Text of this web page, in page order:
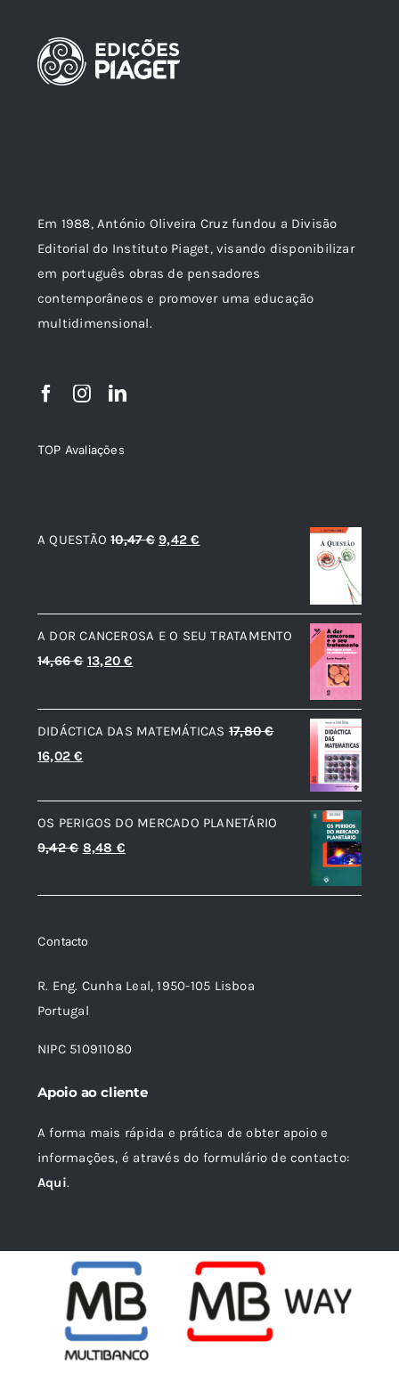
Em 1988, António Oliveira Cruz fundou a Divisão
Editorial do Instituto Piaget, visando disponibilizar
em português obras de pensadores
contemporâneos e promover uma educação
multidimensional.
TOP Avaliações
A QUESTÃO 10,47€ O
era:
10,47 €.
9,42€
é:
9,42 €.
A DOR CANCEROSA E O SEU TRATAMENTO
14,66€ O
original
era:
13,20€
atual
é:
DIDÁCTICA DAS MATEMÁTICAS 17,80€
O
original
era:
17,80 €.
16,02€
atual
é:
16,02 €.
OS PERIGOS DO MERCADO PLANETÁRIO
9,42€ O
original
9,42 €.
8,48 €O
atual
Contacto
R. Eng. Cunha Leal, 1950-105 Lisboa
Portugal
NIPC 510911080
Apoio ao cliente
A forma mais rápida e prática de obter apoio e
informações, é através do formulário de contacto:
Aqui.